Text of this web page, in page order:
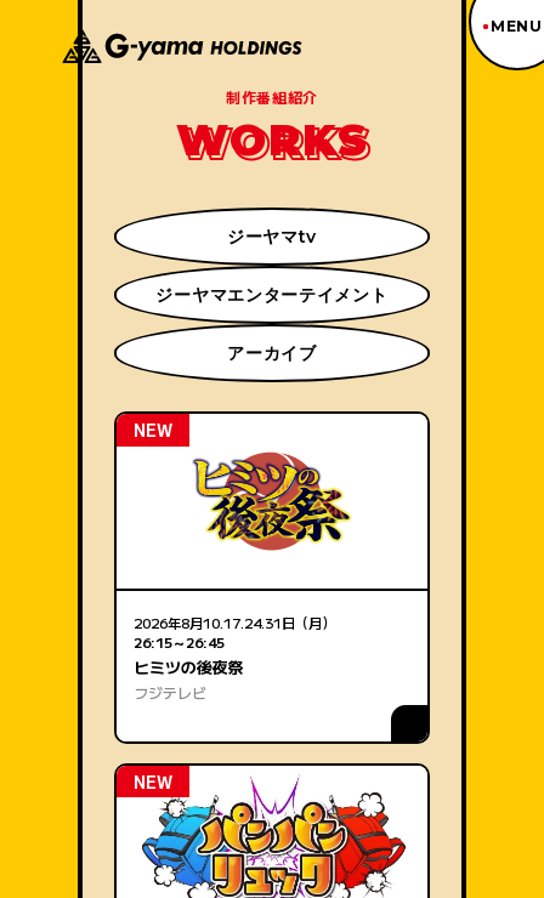
MENU
ジーヤマトップページ
制作番組紹介
ABOUT US
沿革
HISTORY
事業内容
BUSINESS
採用情報
ACCESS
制作番組紹介
WORKS
ジーヤマtv
ジーヤマエンターテイメント
アーカイブ
NEW
2026年8月10.17.24.31日（月）
26:15～26:45
ヒミツの後夜祭
フジテレビ
NEW